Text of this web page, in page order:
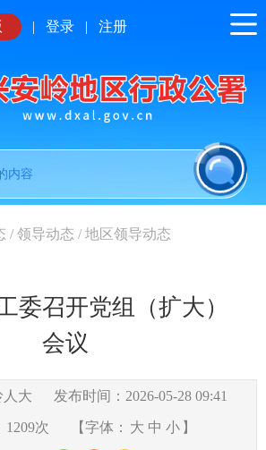
| 登录 | 注册
/领导动态 /地区领导动态
委召开党组（扩大）
会议
人大 发布时间：2026-05-28 09:41
1209次 【字体： 大 中 小 】